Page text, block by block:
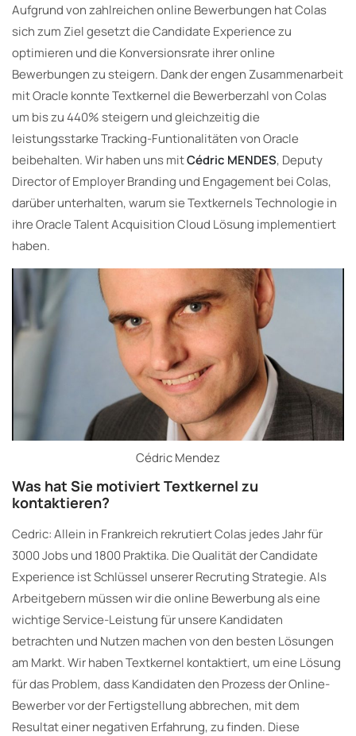
Aufgrund von zahlreichen online Bewerbungen hat Colas
sich zum Ziel gesetzt die Candidate Experience zu
optimieren und die Konversionsrate ihrer online
Bewerbungen zu steigern. Dank der engen Zusammenarbeit
mit Oracle konnte Textkernel die Bewerberzahl von Colas
um bis zu 440% steigern und gleichzeitig die
leistungsstarke Tracking-Funtionalitäten von Oracle
beibehalten. Wir haben uns mitCédric MENDES, Deputy
Director of Employer Branding und Engagement bei Colas,
darüber unterhalten, warum sie Textkernels Technologie in
ihre Oracle Talent Acquisition Cloud Lösung implementiert
haben.
Cédric Mendez
Was hat Sie motiviert Textkernel zu
kontaktieren?
Cedric: Allein in Frankreich rekrutiert Colas jedes Jahr für
3000 Jobs und 1800 Praktika. Die Qualität der Candidate
Experience ist Schlüssel unserer Recruting Strategie. Als
Arbeitgebern müssen wir die online Bewerbung als eine
wichtige Service-Leistung für unsere Kandidaten
betrachten und Nutzen machen von den besten Lösungen
am Markt. Wir haben Textkernel kontaktiert, um eine Lösung
für das Problem, dass Kandidaten den Prozess der Online-
Bewerber vor der Fertigstellung abbrechen, mit dem
Resultat einer negativen Erfahrung, zu finden. Diese